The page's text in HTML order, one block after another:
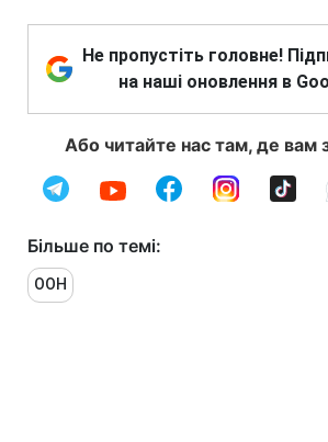
Не пропустіть головне!
на наші оновлення в
Або читайте нас там, де вам
Більше по темі:
ООН